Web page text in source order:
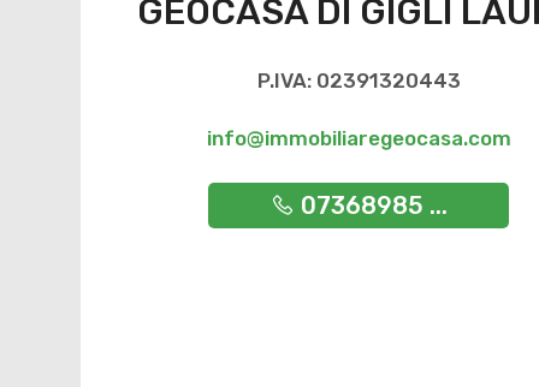
GEOCASA DI GIGLI
P.IVA: 02391320443
info@immobiliaregeocasa.com
07368985 ...